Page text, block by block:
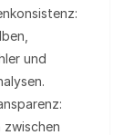
und